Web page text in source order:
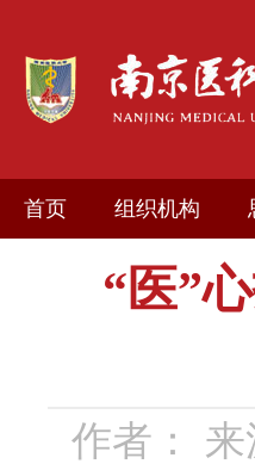
首页 组织机构
“医”
作者：